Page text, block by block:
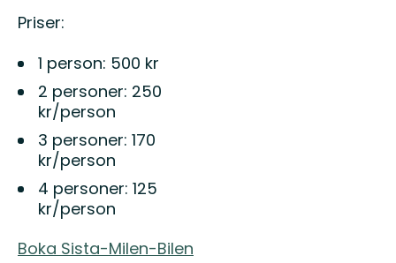
Priser:
1 person: 500 kr
2 personer: 250
kr/person
3 personer: 170
kr/person
4 personer: 125
kr/person
Boka Sista-Milen-Bilen